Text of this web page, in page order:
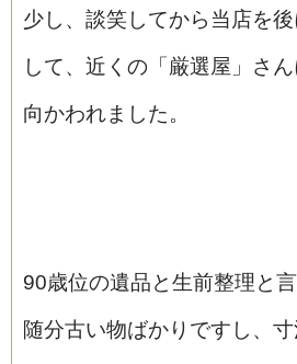
少し、談笑してから当店を後
して、近くの「厳選屋」さ
向かわれました。
90歳位の遺品と生前整理と
随分古い物ばかりですし、